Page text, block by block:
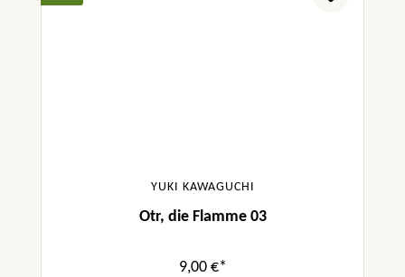
YUKI KAWAGUCHI
Otr, die Flamme 03
9,00 €*